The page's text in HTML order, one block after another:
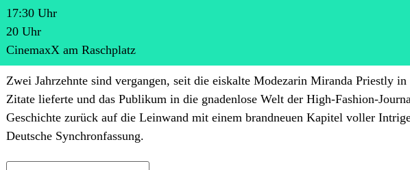
17:30 Uhr
20 Uhr
CinemaxX am Raschplatz
Zwei Jahrzehnte sind vergangen, seit die eiskalte Modezarin Miranda Priestly
Zitate lieferte und das Publikum in die gnadenlose Welt der High-Fashion-
Geschichte zurück auf die Leinwand mit einem brandneuen Kapitel voller
Deutsche Synchronfassung.